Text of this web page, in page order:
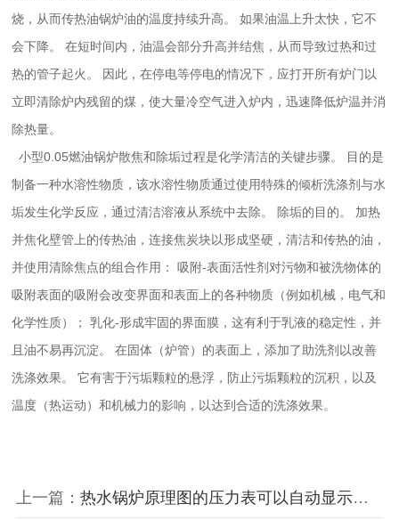
烧，从而传热油锅炉油的温度持续升高。 如果油温上升太快，它不
会下降。 在短时间内，油温会部分升高并结焦，从而导致过热和过
热的管子起火。 因此，在停电等停电的情况下，应打开所有炉门以
立即清除炉内残留的煤，使大量冷空气进入炉内，迅速降低炉温并消
除热量。
小型0.05燃油锅炉散焦和除垢过程是化学清洁的关键步骤。 目的是
制备一种水溶性物质，该水溶性物质通过使用特殊的倾析洗涤剂与水
垢发生化学反应，通过清洁溶液从系统中去除。 除垢的目的。 加热
并焦化壁管上的传热油，连接焦炭块以形成坚硬，清洁和传热的油，
并使用清除焦点的组合作用： 吸附-表面活性剂对污物和被洗物体的
吸附表面的吸附会改变界面和表面上的各种物质（例如机械，电气和
化学性质）； 乳化-形成牢固的界面膜，这有利于乳液的稳定性，并
且油不易再沉淀。 在固体（炉管）的表面上，添加了助洗剂以改善
洗涤效果。 它有害于污垢颗粒的悬浮，防止污垢颗粒的沉积，以及
温度（热运动）和机械力的影响，以达到合适的洗涤效果。
上一篇： 热水锅炉原理图的压力表可以自动显示温度和压力